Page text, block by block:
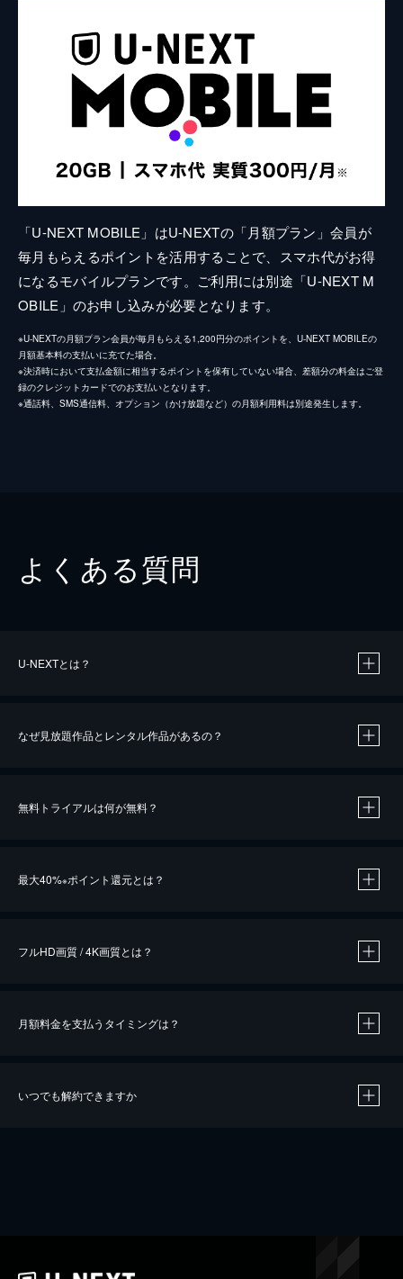
「U-NEXT MOBILE」はU-NEXTの「月額プラン」会員が
毎月もらえるポイントを活用することで、スマホ代がお得
になるモバイルプランです。ご利用には別途「U-NEXT M
OBILE」のお申し込みが必要となります。
※U-NEXTの月額プラン会員が毎月もらえる1,200円分のポイントを、U-NEXT MOBILEの
月額基本料の支払いに充てた場合。
※決済時において支払金額に相当するポイントを保有していない場合、差額分の料金はご登
録のクレジットカードでのお支払いとなります。
※通話料、SMS通信料、オプション（かけ放題など）の月額利用料は別途発生します。
よくある質問
U-NEXTとは？
なぜ見放題作品とレンタル作品があるの？
無料トライアルは何が無料？
最大40%※ポイント還元とは？
※40％ポイント還元の対象は、クレジットカード決済による作品の購入 / レンタルです。
iOSアプリのUコイン決済による作品の購入 / レンタルは、20％のポイント還元です。
フルHD画質 / 4K画質とは？
月額料金を支払うタイミングは？
いつでも解約できますか